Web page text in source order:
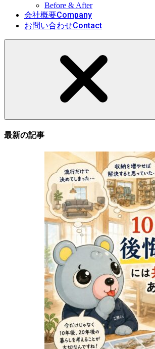
Before & After
会社概要Company
お問い合わせContact
最新の記事